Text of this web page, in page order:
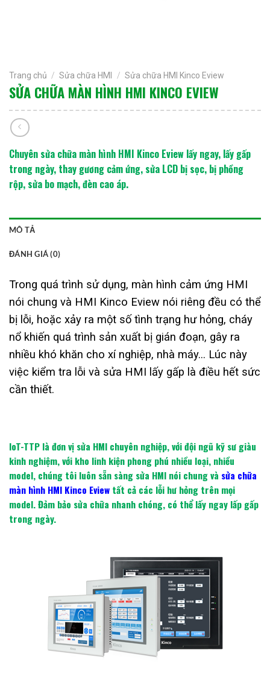
Trang chủ / Sửa chữa HMI / Sửa chữa HMI Kinco Eview
SỬA CHỮA MÀN HÌNH HMI KINCO EVIEW
Chuyên sửa chữa màn hình HMI Kinco Eview lấy ngay, lấy gấp
trong ngày, thay gương cảm ứng, sửa LCD bị sọc, bị phồng
rộp, sửa bo mạch, đèn cao áp.
MÔ TẢ
ĐÁNH GIÁ (0)
Trong quá trình sử dụng, màn hình cảm ứng HMI
nói chung và HMI Kinco Eview nói riêng đều có thể
bị lỗi, hoặc xảy ra một số tình trạng hư hỏng, cháy
nổ khiến quá trình sản xuất bị gián đoạn, gây ra
nhiều khó khăn cho xí nghiệp, nhà máy… Lúc này
việc kiểm tra lỗi và sửa HMI lấy gấp là điều hết sức
cần thiết.
IoT-TTP là đơn vị sửa HMI chuyên nghiệp, với đội ngũ kỹ sư giàu
kinh nghiệm, với kho linh kiện phong phú nhiều loại, nhiều
model, chúng tôi luôn sẵn sàng sửa HMI nói chung và sửa chữa
màn hình HMI Kinco Eview tất cả các lỗi hư hỏng trên mọi
model. Đảm bảo sửa chữa nhanh chóng, có thể lấy ngay lấp gấp
trong ngày.